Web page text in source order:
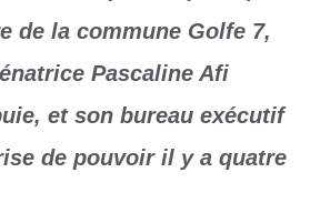
de la commune Golfe 7,
Pascaline Afi
et son bureau exécutif
de pouvoir il y a quatre